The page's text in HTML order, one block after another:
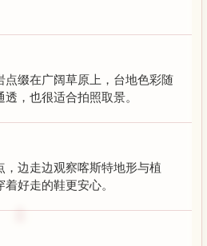
点缀在广阔草原上，台地色彩随
，也很适合拍照取景。
，边走边观察喀斯特地形与植
好走的鞋更安心。